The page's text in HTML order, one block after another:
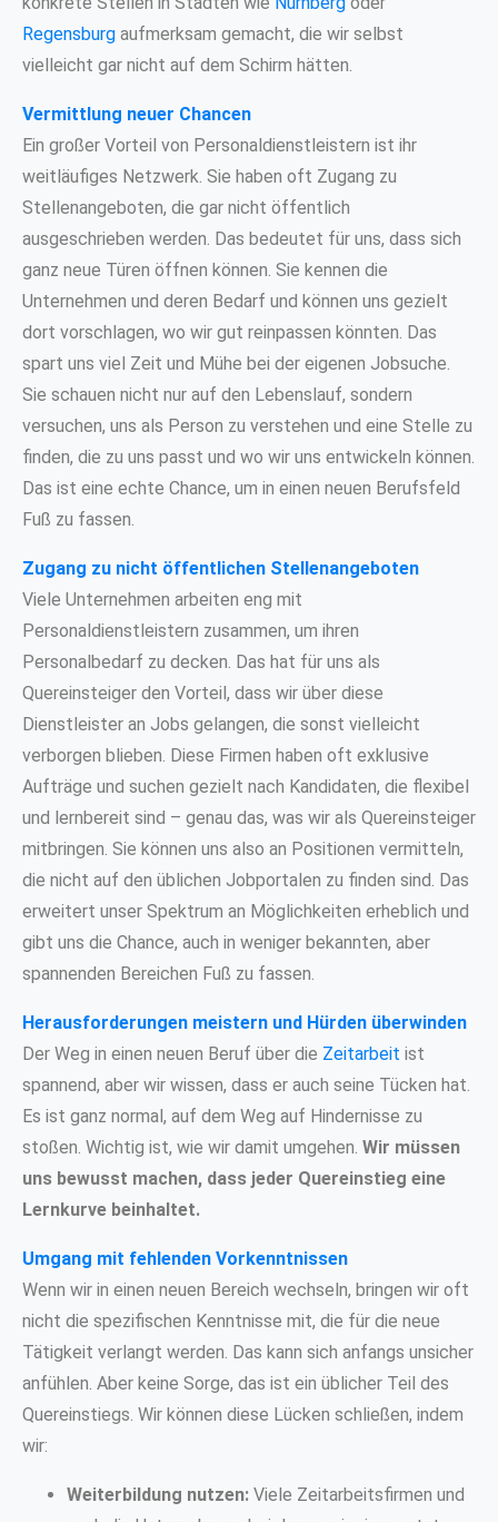
Regensburg aufmerksam gemacht, die wir selbst
vielleicht gar nicht auf dem Schirm hätten.
Vermittlung neuer Chancen
Ein großer Vorteil von Personaldienstleistern ist ihr
weitläufiges Netzwerk. Sie haben oft Zugang zu
Stellenangeboten, die gar nicht öffentlich
ausgeschrieben werden. Das bedeutet für uns, dass sich
ganz neue Türen öffnen können. Sie kennen die
Unternehmen und deren Bedarf und können uns gezielt
dort vorschlagen, wo wir gut reinpassen könnten. Das
spart uns viel Zeit und Mühe bei der eigenen Jobsuche.
Sie schauen nicht nur auf den Lebenslauf, sondern
versuchen, uns als Person zu verstehen und eine Stelle zu
finden, die zu uns passt und wo wir uns entwickeln können.
Das ist eine echte Chance, um in einen neuen Berufsfeld
Fuß zu fassen.
Zugang zu nicht öffentlichen Stellenangeboten
Viele Unternehmen arbeiten eng mit
Personaldienstleistern zusammen, um ihren
Personalbedarf zu decken. Das hat für uns als
Quereinsteiger den Vorteil, dass wir über diese
Dienstleister an Jobs gelangen, die sonst vielleicht
verborgen blieben. Diese Firmen haben oft exklusive
Aufträge und suchen gezielt nach Kandidaten, die flexibel
und lernbereit sind – genau das, was wir als Quereinsteiger
mitbringen. Sie können uns also an Positionen vermitteln,
die nicht auf den üblichen Jobportalen zu finden sind. Das
erweitert unser Spektrum an Möglichkeiten erheblich und
gibt uns die Chance, auch in weniger bekannten, aber
spannenden Bereichen Fuß zu fassen.
Herausforderungen meistern und Hürden überwinden
Der Weg in einen neuen Beruf über die Zeitarbeit ist
spannend, aber wir wissen, dass er auch seine Tücken hat.
Es ist ganz normal, auf dem Weg auf Hindernisse zu
stoßen. Wichtig ist, wie wir damit umgehen. Wir müssen
uns bewusst machen, dass jeder Quereinstieg eine
Lernkurve beinhaltet.
Umgang mit fehlenden Vorkenntnissen
Wenn wir in einen neuen Bereich wechseln, bringen wir oft
nicht die spezifischen Kenntnisse mit, die für die neue
Tätigkeit verlangt werden. Das kann sich anfangs unsicher
anfühlen. Aber keine Sorge, das ist ein üblicher Teil des
Quereinstiegs. Wir können diese Lücken schließen, indem
wir:
Weiterbildung nutzen: Viele Zeitarbeitsfirmen und